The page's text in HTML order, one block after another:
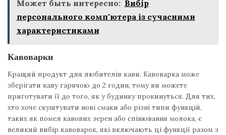
Может быть интересно: Вибір
персонального комп'ютера із сучасними
характеристиками
Кавоварки
Кращий продукт для любителів кави. Кавоварка може
зберігати каву гарячою до 2 годин, тому ви можете
приготувати її до того, як у будинку прокинуться. Для тих,
хто хоче скуштувати нові смаки або різні типи функцій,
таких як помел кавових зерен або спінювання молока, є
великий вибір кавоварок, які включають ці функції разом з